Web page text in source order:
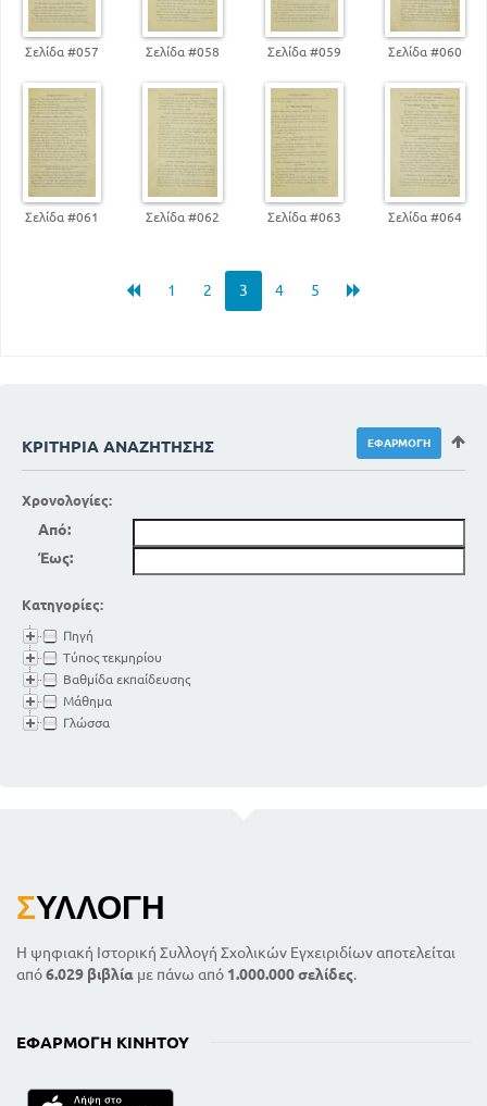
Σελίδα #057 Σελίδα #058 Σελίδα #059 Σελίδα #060
Σελίδα #061 Σελίδα #062 Σελίδα #063 Σελίδα #064
1 2 3 4 5
ΚΡΙΤΉΡΙΑ ΑΝΑΖΉΤΗΣΗΣ
Χρονολογίες:
Από:
Έως:
Κατηγορίες:
Πηγή
Τύπος τεκμηρίου
Βαθμίδα εκπαίδευσης
Μάθημα
Γλώσσα
ΣΥΛΛΟΓΉ
Η ψηφιακή Ιστορική Συλλογή Σχολικών Εγχειριδίων αποτελείται
από6.029 βιβλία με πάνω από 1.000.000 σελίδες.
ΕΦΑΡΜΟΓΉ ΚΙΝΗΤΟΎ